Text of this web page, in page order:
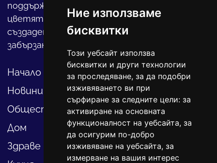
Ние използваме
бисквитки
Този уебсайт използва
бисквитки и други технологии
за проследяване, за да подобри
изживяването ви при
сърфиране за следните цели: за
активиране на основната
функционалност на уебсайта, за
да осигурим по-добро
изживяване на уебсайта, за
измерване на вашия интерес
поддържането на дома и градината,
цветята, интериора и, въобще, как да
създадете своя уютен оазис в този така
забързан свят.
Начало
Новини
Общество
Дом
Здраве